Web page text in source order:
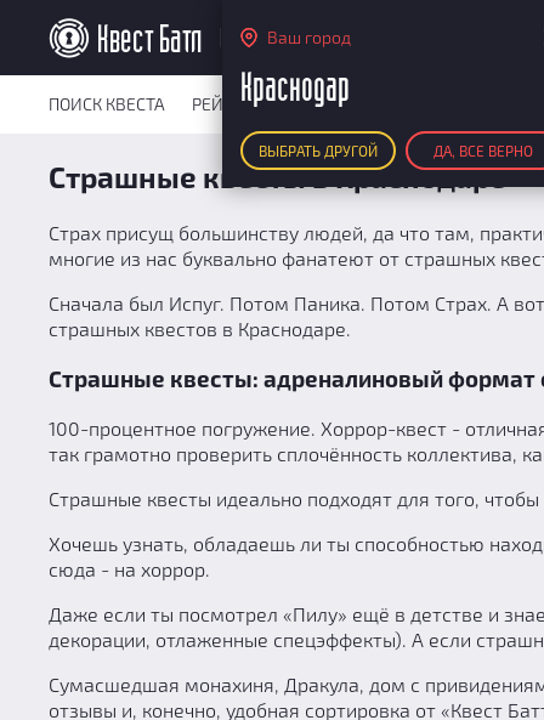
Краснодар
Ваш город
Краснодар
ВЫБРАТЬ ДРУГОЙ ДА, ВСЕ ВЕРНО
ПОИСК КВЕСТА РЕЙТИНГ КВЕСТОВ
Страшные квесты в Краснодаре
Страх присущ большинству людей, да что там,
многие из нас буквально фанатеют от страшных
Сначала был Испуг. Потом Паника. Потом Страх. А
страшных квестов в Краснодаре.
Страшные квесты: адреналиновый формат
100-процентное погружение. Хоррор-квест -
так грамотно проверить сплочённость коллектива,
Страшные квесты идеально подходят для того,
Хочешь узнать, обладаешь ли ты способностью
сюда - на хоррор.
Даже если ты посмотрел «Пилу» ещё в детстве и
декорации, отлаженные спецэффекты). А если
Сумасшедшая монахиня, Дракула, дом с
отзывы и, конечно, удобная сортировка от «Квест